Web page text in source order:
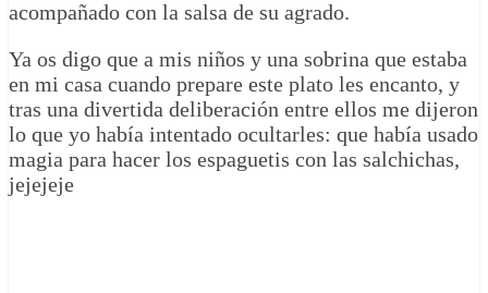
acompañado con la salsa de su agrado.
Ya os digo que a mis niños y una sobrina que estaba
en mi casa cuando prepare este plato les encanto, y
tras una divertida deliberación entre ellos me dijeron
lo que yo había intentado ocultarles: que había usado
magia para hacer los espaguetis con las salchichas,
jejejeje